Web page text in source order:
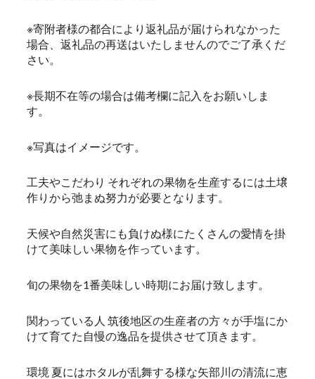
※寄附者様の都合により返礼品が届けられなかった
場合、返礼品の再送はいたしませんのでご了承くだ
さい。
※長期不在等の場合は備考欄に記入をお願いしま
す。
※写真はイメージです。
工夫やこだわり それぞれの果物を生産するには土壌
作りから弛まぬ努力が必要となります。
天候や自然災害にも負けぬ様にたくさんの愛情を掛
けて美味しい果物を作っています。
旬の果物を1番美味しい時期にお届け致します。
関わっている人 筑後地区の生産者の方々が手塩にか
けて育てた自慢の逸品を提供させて頂きます。
環境 夏にはホタルが乱舞する様な矢部川の清流に恵